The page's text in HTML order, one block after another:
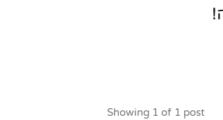
Showing1 of 1 post